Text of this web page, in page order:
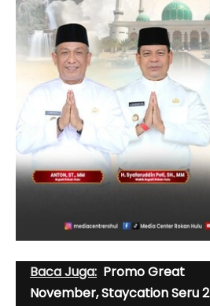
Baca Juga: Promo Great
November, Staycation Seru 2